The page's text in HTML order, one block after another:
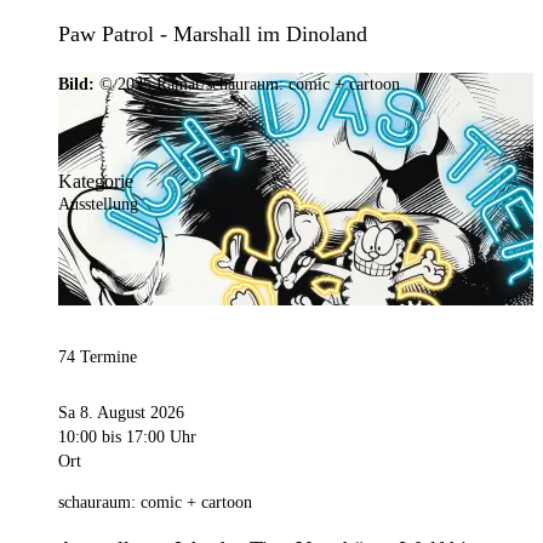
Paw Patrol - Marshall im Dinoland
Bild: © 2025 Ramar/schauraum: comic + cartoon
Kategorie
Ausstellung
74 Termine
Sa 8. August 2026
10:00 bis 17:00 Uhr
Ort
schauraum: comic + cartoon